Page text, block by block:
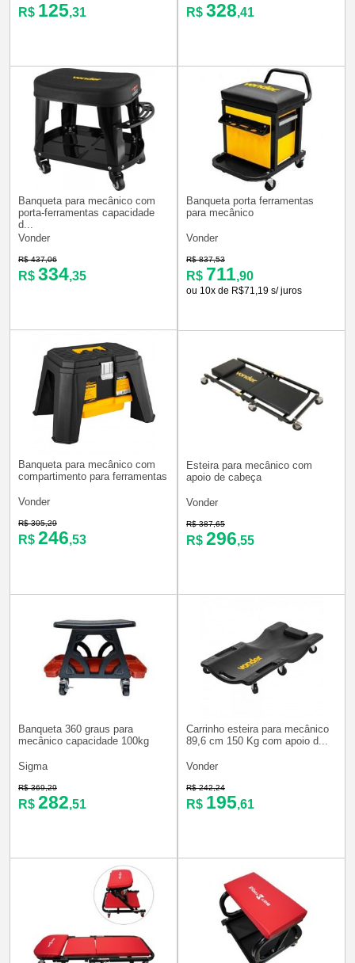
R$ 125,31 R$ 328,41
Banqueta para mecânico com
porta-ferramentas capacidade
d...
Vonder
R$ 437,06
R$ 334,35
Banqueta porta ferramentas
para mecânico
Vonder
R$ 837,53
R$ 711,90
ou 10x de R$71,19 s/ juros
Banqueta para mecânico com
compartimento para ferramentas
Vonder
R$ 305,29
R$ 246,53
Esteira para mecânico com
apoio de cabeça
Vonder
R$ 387,65
R$ 296,55
Banqueta 360 graus para
mecânico capacidade 100kg
Sigma
R$ 369,29
R$ 282,51
Carrinho esteira para mecânico
89,6 cm 150 Kg com apoio d...
Vonder
R$ 242,24
R$ 195,61